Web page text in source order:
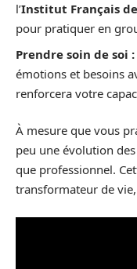
l’Institut Français
pour pratiquer en
Prendre soin de soi :
émotions et besoins
renforcera votre
À mesure que vous
peu une évolution
que professionnel.
transformateur de